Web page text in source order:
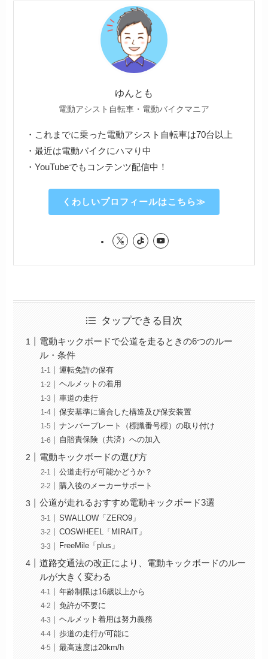
ゆんとも
電動アシスト自転車・電動バイクマニア
・これまでに乗った電動アシスト自転車は70台以上
・最近は電動バイクにハマり中
・YouTubeでもコンテンツ配信中！
くわしいプロフィールはこちら≫
タップできる目次
電動キックボードで公道を走るときの6つのルー
ル・条件
運転免許の保有
ヘルメットの着用
車道の走行
保安基準に適合した構造及び保安装置
ナンバープレート（標識番号標）の取り付け
自賠責保険（共済）への加入
電動キックボードの選び方
公道走行が可能かどうか？
購入後のメーカーサポート
公道が走れるおすすめ電動キックボード3選
SWALLOW「ZERO9」
COSWHEEL「MIRAIT」
FreeMile「plus」
道路交通法の改正により、電動キックボードのルー
ルが大きく変わる
年齢制限は16歳以上から
免許が不要に
ヘルメット着用は努力義務
歩道の走行が可能に
最高速度は20km/h